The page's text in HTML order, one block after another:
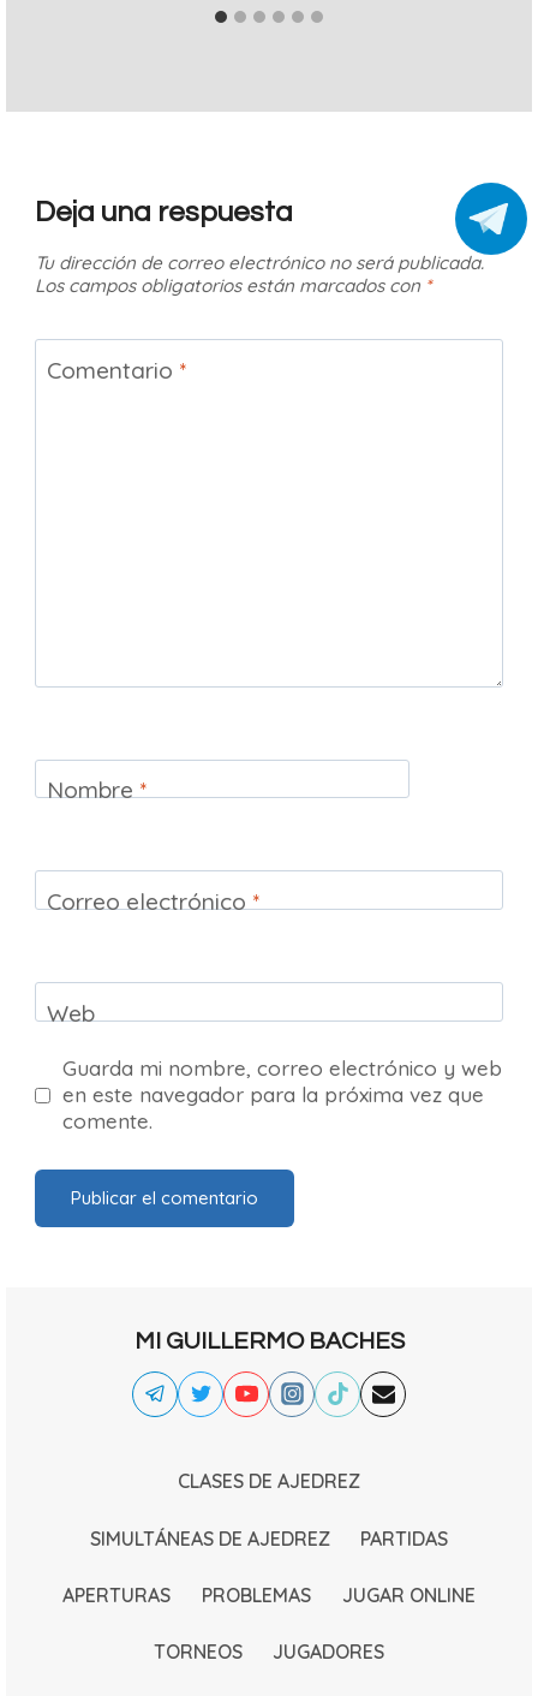
Deja una respuesta
Tu dirección de correo electrónico no será publicada.
Los campos obligatorios están marcados con *
Comentario *
Nombre*
Correo electrónico *
Web
Guarda mi nombre, correo electrónico y web
en este navegador para la próxima vez que
comente.
MI GUILLERMO BACHES
CLASES DE AJEDREZ
SIMULTÁNEAS DE AJEDREZ PARTIDAS
APERTURAS PROBLEMAS JUGAR ONLINE
TORNEOS JUGADORES